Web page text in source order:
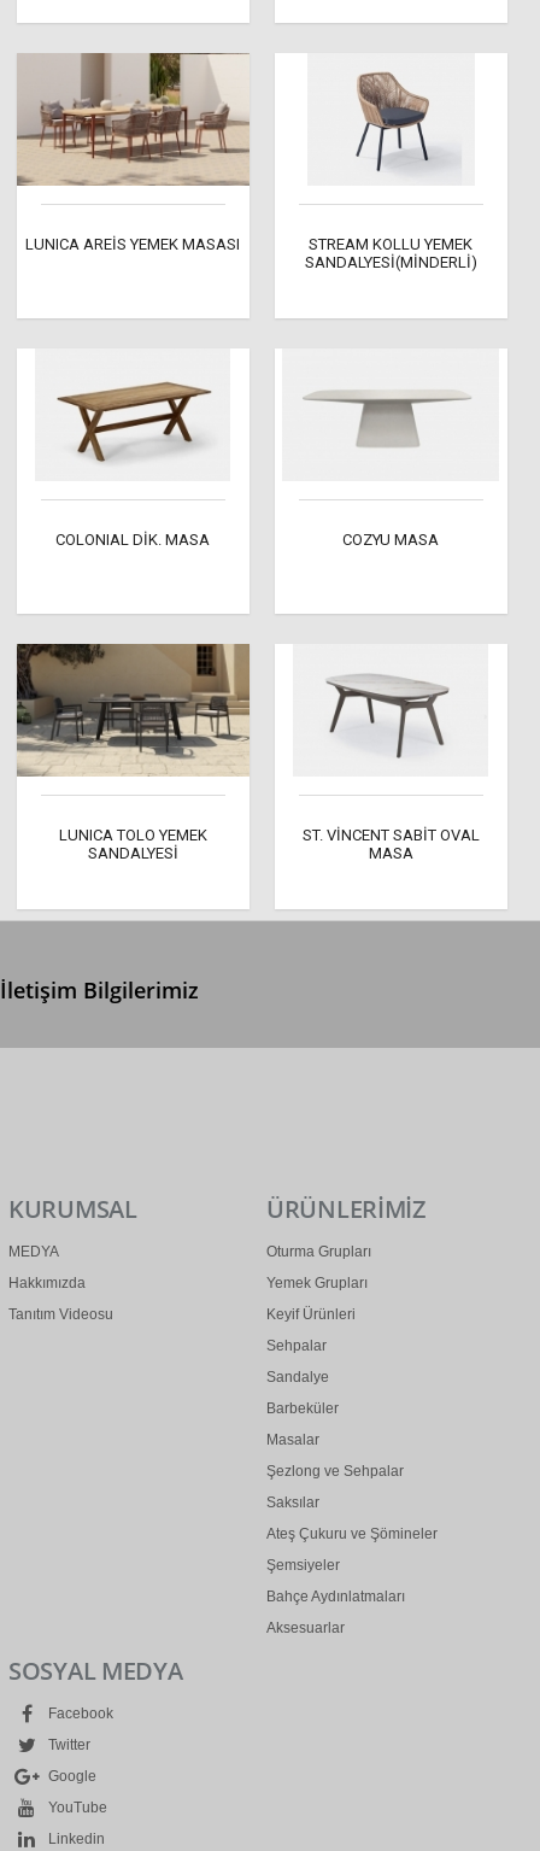
LUNICA AREİS YEMEK MASASI
STREAM KOLLU YEMEK
SANDALYESİ(MİNDERLİ)
COLONIAL DİK. MASA COZYU MASA
LUNICA TOLO YEMEK
SANDALYESİ
ST. VİNCENT SABİT OVAL
MASA
İletişim Bilgilerimiz
KURUMSAL
MEDYA
Hakkımızda
Tanıtım Videosu
ÜRÜNLERİMİZ
Oturma Grupları
Yemek Grupları
Keyif Ürünleri
Sehpalar
Sandalye
Barbeküler
Masalar
Şezlong ve Sehpalar
Saksılar
Ateş Çukuru ve Şömineler
Şemsiyeler
Bahçe Aydınlatmaları
Aksesuarlar
SOSYAL MEDYA
Facebook
Twitter
Google
YouTube
Linkedin